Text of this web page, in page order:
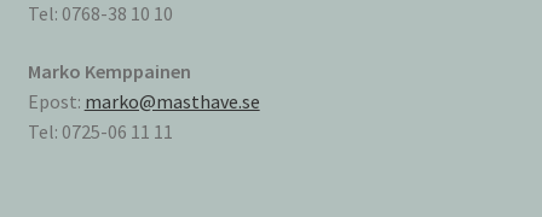
Tel: 0768-38 10 10
Marko Kemppainen
Epost: marko@masthave.se
Tel: 0725-06 11 11